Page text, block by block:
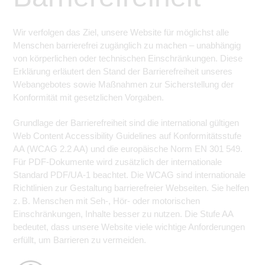
Wir verfolgen das Ziel, unsere Website für möglichst alle
Menschen barrierefrei zugänglich zu machen – unabhängig
von körperlichen oder technischen Einschränkungen. Diese
Erklärung erläutert den Stand der Barrierefreiheit unseres
Webangebotes sowie Maßnahmen zur Sicherstellung der
Konformität mit gesetzlichen Vorgaben.
Grundlage der Barrierefreiheit sind die international gültigen
Web Content Accessibility Guidelines auf Konformitätsstufe
AA (WCAG 2.2 AA) und die europäische Norm EN 301 549.
Für PDF-Dokumente wird zusätzlich der internationale
Standard PDF/UA-1 beachtet. Die WCAG sind internationale
Richtlinien zur Gestaltung barrierefreier Webseiten. Sie helfen
z. B. Menschen mit Seh-, Hör- oder motorischen
Einschränkungen, Inhalte besser zu nutzen. Die Stufe AA
bedeutet, dass unsere Website viele wichtige Anforderungen
erfüllt, um Barrieren zu vermeiden.